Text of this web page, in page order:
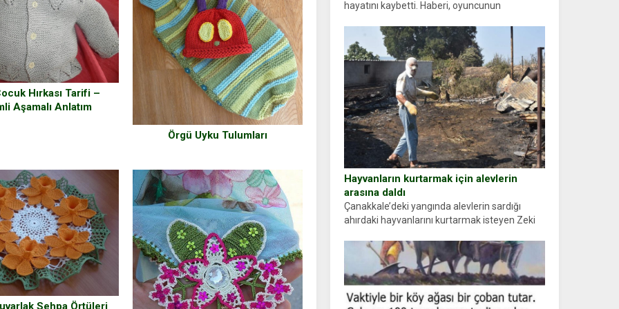
hayatını kaybetti. Haberi, oyuncunun
sosyal medya hesabında “Usta Oyuncumuz ve
çok değerli dostumuz...
Hayvanların kurtarmak için alevlerin
arasına daldı
Çanakkale’deki yangında alevlerin sardığı
ahırdaki hayvanlarını kurtarmak isteyen Zeki
ellerinde yanıklar oluşan Demir, kâbus dolu
anları anlattı… Merkeze bağlı...
Hırkası Tarifi –
Aşamalı Anlatım
Örgü Uyku Tulumları
Sehpa Örtüleri